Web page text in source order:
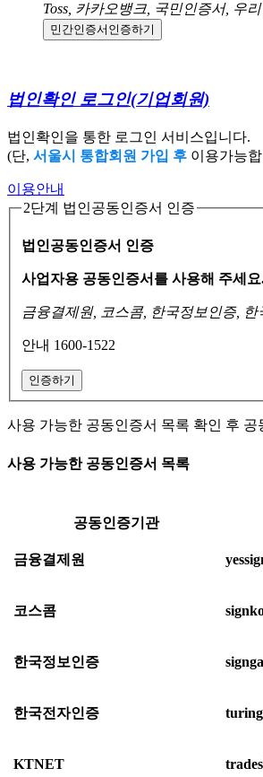
Toss, 카카오뱅크, 국민인증서, 우
민간인증서 인증하기
법인확인 로그인(기업회원)
법인확인을 통한 로그인 서비스입니다.
(단, 서울시 통합회원 가입 후 이용가능
이용안내
2단계 법인공동인증서 인증
법인공동인증서 인증
사업자용 공동인증서를 사용해 주세
금융결제원, 코스콤, 한국정보인증, 한
안내 1600-1522
인증하기
사용 가능한 공동인증서 목록 확인 후
사용 가능한 공동인증서 목록
공동인증기관
금융결제원
코스콤
한국정보인증
한국전자인증
KTNET